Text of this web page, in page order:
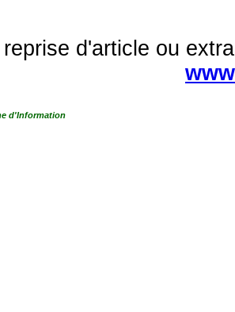
reprise d'article ou
d'Information